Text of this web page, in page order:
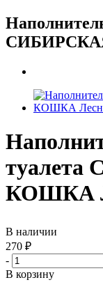
КОШКА
В наличии
270 ₽
-
В корзину